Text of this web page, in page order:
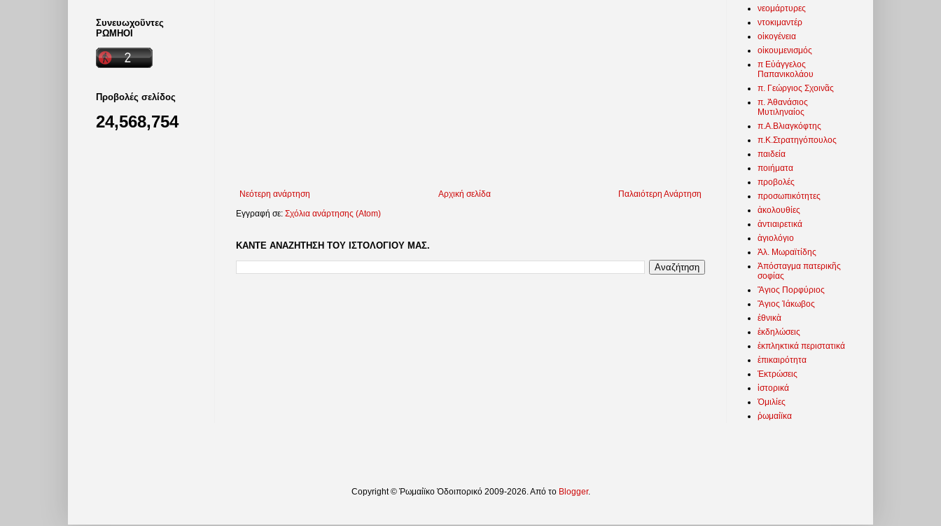
Νεότερη ανάρτηση Παλαιότερη Ανάρτηση
Αρχική σελίδα
Εγγραφή σε: Σχόλια ανάρτησης (Atom)
ΚΑΝΤΕ ΑΝΑΖΗΤΗΣΗ ΤΟΥ ΙΣΤΟΛΟΓΙΟΥ ΜΑΣ.
Συνευωχοῦντες
ΡΩΜΗΟΙ
Προβολές σελίδος
24,568,754
νεομάρτυρες
ντοκιμαντέρ
οἰκογένεια
οἰκουμενισμός
π Εὐάγγελος
Παπανικολάου
π. Γεώργιος Σχοινᾶς
π. Ἀθανάσιος
Μυτιληναίος
π.Α.Βλιαγκόφτης
π.Κ.Στρατηγόπουλος
παιδεία
ποιήματα
προβολές
προσωπικότητες
ἀκολουθίες
ἀντιαιρετικά
ἁγιολόγιο
Ἀλ. Μωραϊτίδης
Ἀπόσταγμα πατερικῆς
σοφίας
Ἅγιος Πορφύριος
Ἅγιος Ἰάκωβος
ἐθνικὰ
ἐκδηλώσεις
ἐκπληκτικά περιστατικά
ἐπικαιρότητα
Ἐκτρώσεις
ἱστορικά
Ὁμιλίες
ῥωμαίϊκα
Copyright © Ῥωμαίϊκο Ὁδοιπορικό 2009-2026. Από το Blogger.